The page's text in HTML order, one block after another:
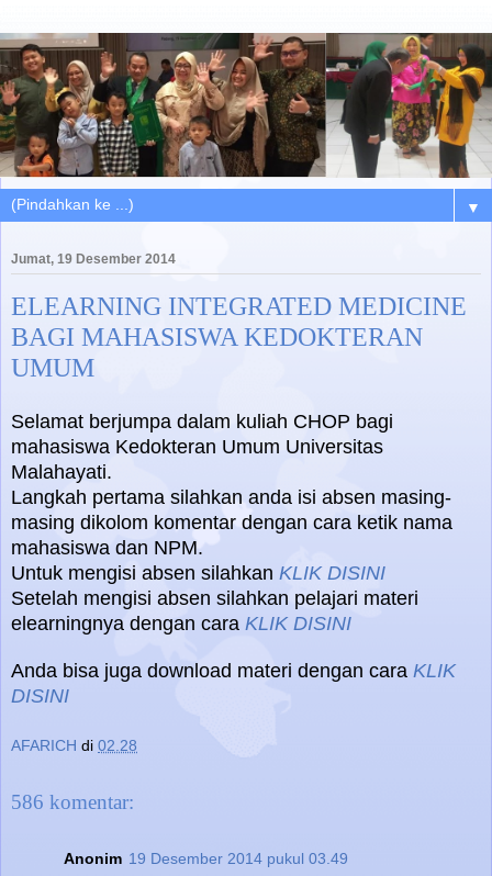
▼
Jumat, 19 Desember 2014
ELEARNING INTEGRATED MEDICINE
BAGI MAHASISWA KEDOKTERAN
UMUM
Selamat berjumpa dalam kuliah CHOP bagi
mahasiswa Kedokteran Umum Universitas
Malahayati.
Langkah pertama silahkan anda isi absen masing-
masing dikolom komentar dengan cara ketik nama
mahasiswa dan NPM.
Untuk mengisi absen silahkan KLIK DISINI
Setelah mengisi absen silahkan pelajari materi
elearningnya dengan cara KLIK DISINI
Anda bisa juga download materi dengan cara KLIK
DISINI
AFARICH di 02.28
586 komentar:
Anonim 19 Desember 2014 pukul 03.49